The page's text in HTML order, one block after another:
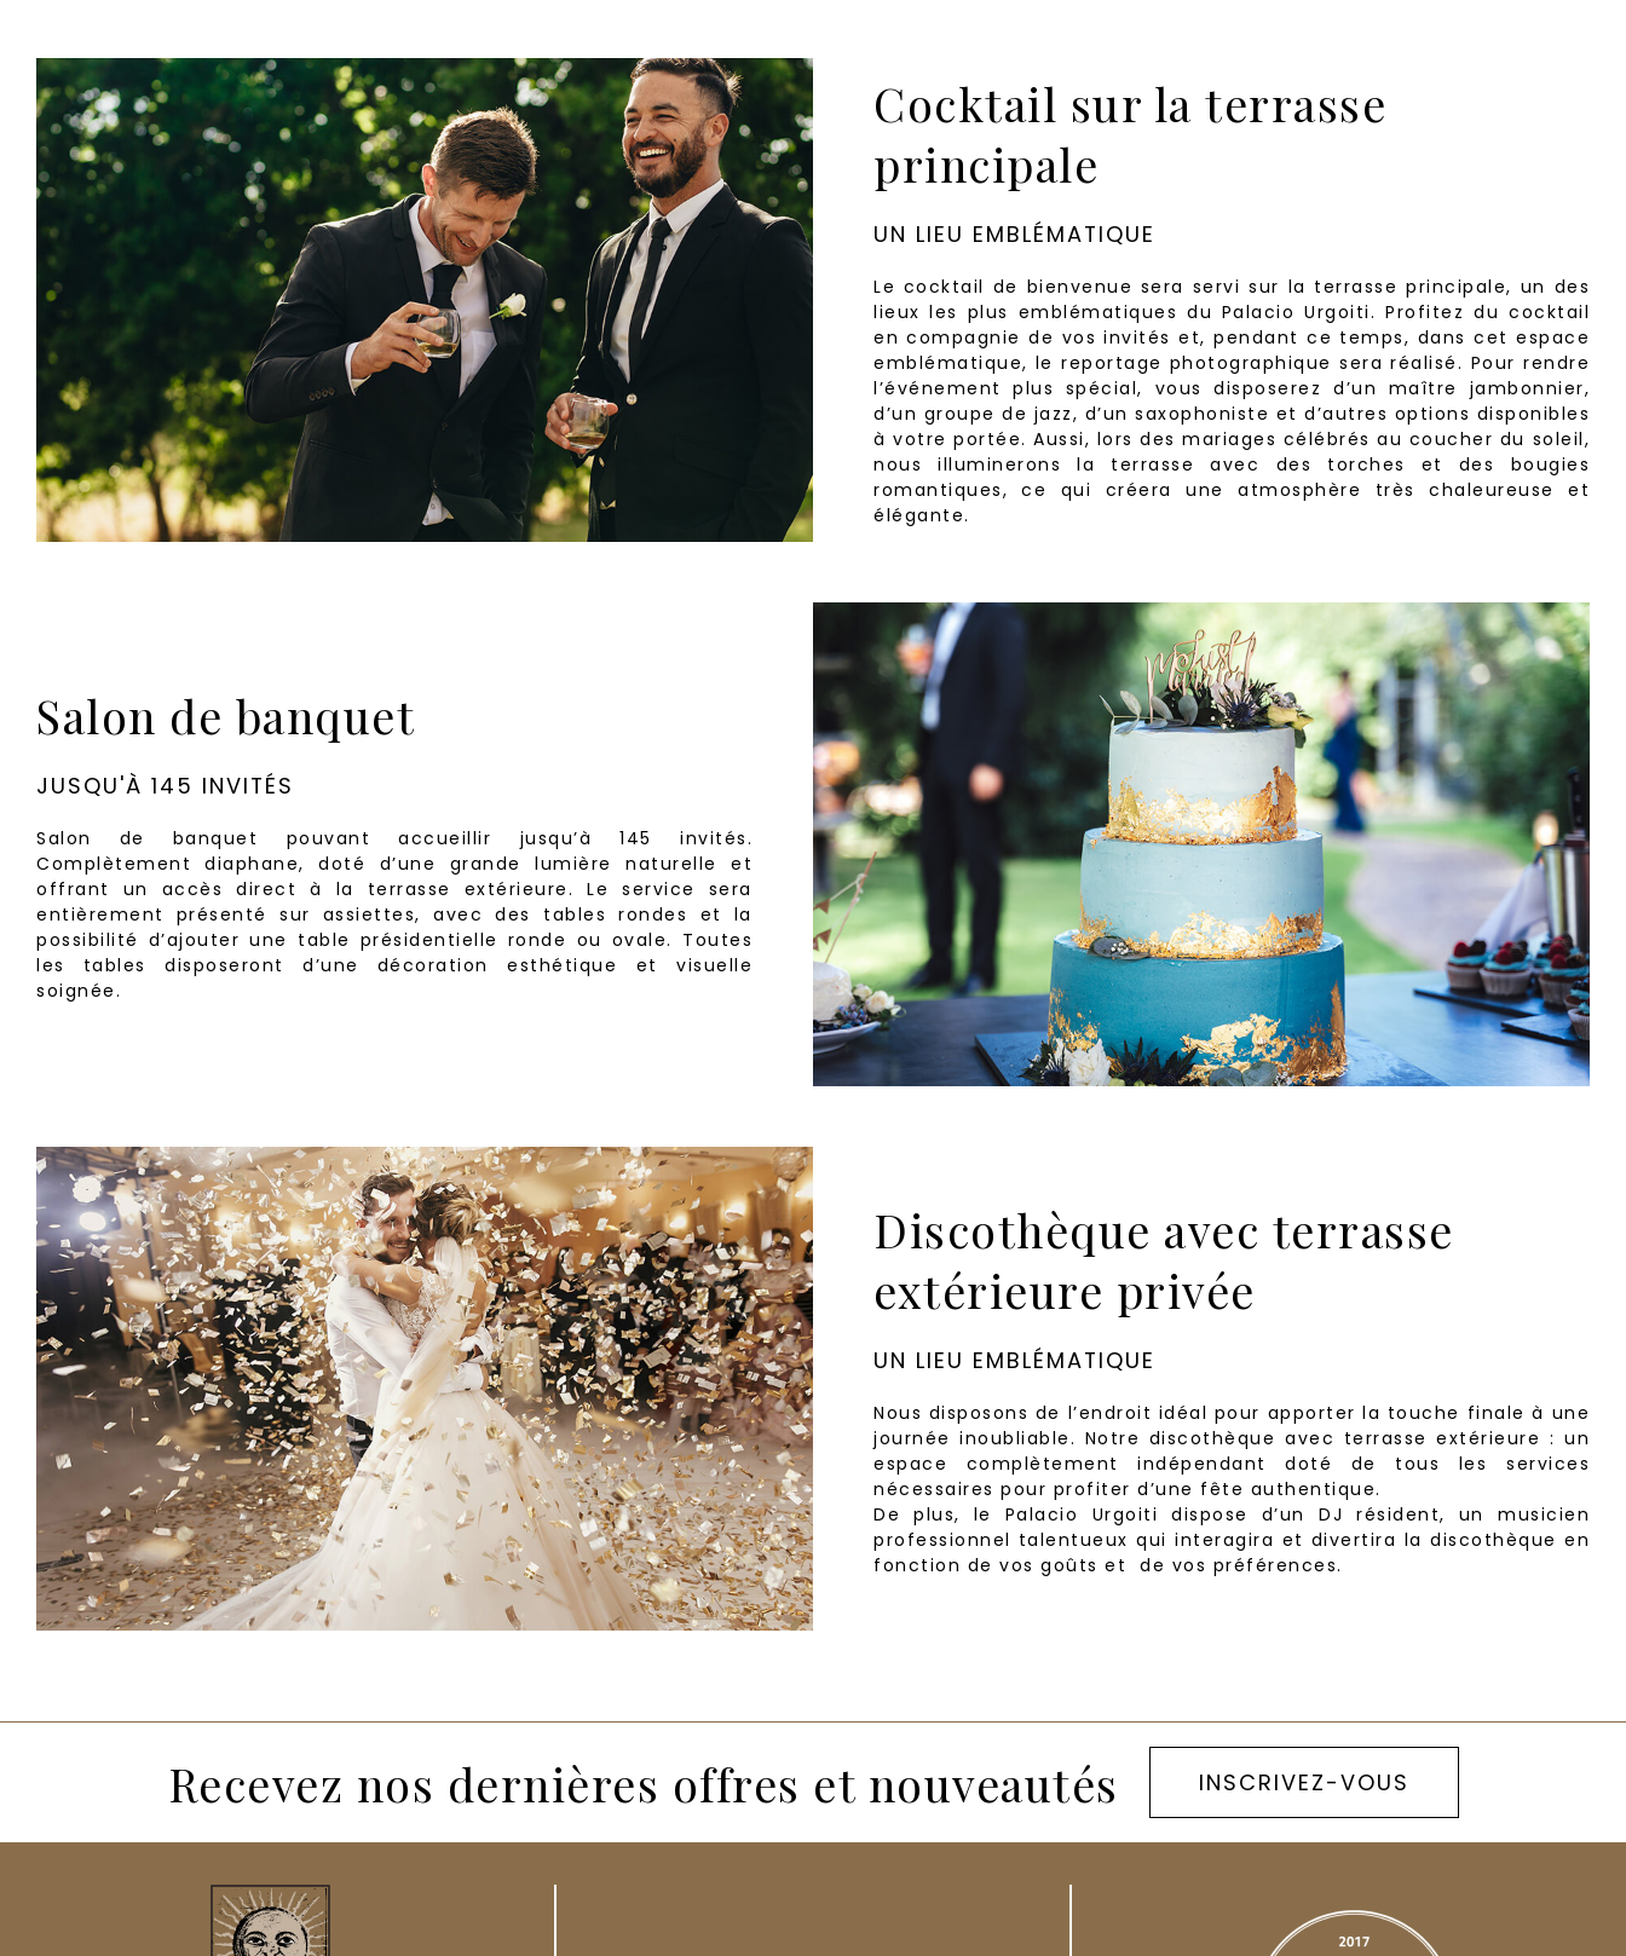
Cocktail sur la terrasse
principale
UN LIEU EMBLÉMATIQUE
Le cocktail de bienvenue sera servi sur la terrasse principale, un des
lieux les plus emblématiques du Palacio Urgoiti. Profitez du cocktail
en compagnie de vos invités et, pendant ce temps, dans cet espace
emblématique, le reportage photographique sera réalisé. Pour rendre
l’événement plus spécial, vous disposerez d’un maître jambonnier,
d’un groupe de jazz, d’un saxophoniste et d’autres options disponibles
à votre portée. Aussi, lors des mariages célébrés au coucher du soleil,
nous illuminerons la terrasse avec des torches et des bougies
romantiques, ce qui créera une atmosphère très chaleureuse et
élégante.
Salon de banquet
JUSQU'À 145 INVITÉS
Salon de banquet pouvant accueillir jusqu’à 145 invités.
Complètement diaphane, doté d’une grande lumière naturelle et
offrant un accès direct à la terrasse extérieure. Le service sera
entièrement présenté sur assiettes, avec des tables rondes et la
possibilité d’ajouter une table présidentielle ronde ou ovale. Toutes
les tables disposeront d’une décoration esthétique et visuelle
soignée.
Discothèque avec terrasse
extérieure privée
UN LIEU EMBLÉMATIQUE
Nous disposons de l’endroit idéal pour apporter la touche finale à une
journée inoubliable. Notre discothèque avec terrasse extérieure : un
espace complètement indépendant doté de tous les services
nécessaires pour profiter d’une fête authentique.
De plus, le Palacio Urgoiti dispose d’un DJ résident, un musicien
professionnel talentueux qui interagira et divertira la discothèque en
fonction de vos goûts et de vos préférences.
Recevez nos dernières offres et nouveautés INSCRIVEZ-VOUS